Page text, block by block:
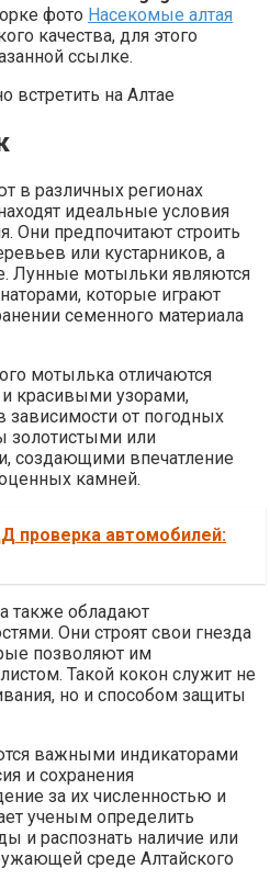
фото Насекомые алтая
качества, для этого
ссылке.
в различных регионах
идеальные условия
Они предпочитают строить
или кустарников, а
Лунные мотыльки являются
которые играют
семенного материала
мотылька отличаются
и красивыми узорами,
зависимости от погодных
золотистыми или
создающими впечатление
камней.
проверка автомобилей:
также обладают
Они строят свои гнезда
позволяют им
Такой кокон служит не
но и способом защиты
важными индикаторами
и сохранения
за их численностью и
ученым определить
и распознать наличие или
среде Алтайского